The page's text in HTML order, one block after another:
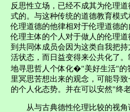
反思性立场，已经不成其为伦理
式的。与这种传统的道德教育模
伦理道德的他律相对于伦理道德
伦理主体的个人对于做人的伦理
到共同体成员会因为这类自我把
活状态，而日益变得来公共化了
地寻思哲人个体化�"美好生活"的
里冥思苦想出来的观念，可能导
的个人化态势。并在可以安然"终
从与古典德性伦理比较的视角